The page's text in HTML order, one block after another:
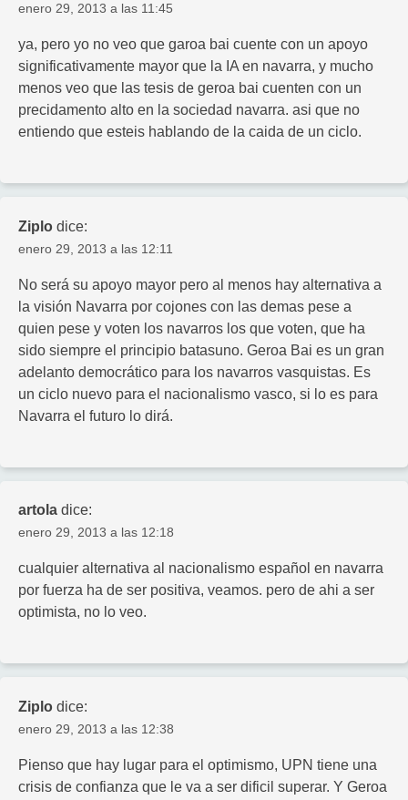
enero 29, 2013 a las 11:45
ya, pero yo no veo que garoa bai cuente con un apoyo
significativamente mayor que la IA en navarra, y mucho
menos veo que las tesis de geroa bai cuenten con un
precidamento alto en la sociedad navarra. asi que no
entiendo que esteis hablando de la caida de un ciclo.
Ziplo dice:
enero 29, 2013 a las 12:11
No será su apoyo mayor pero al menos hay alternativa a
la visión Navarra por cojones con las demas pese a
quien pese y voten los navarros los que voten, que ha
sido siempre el principio batasuno. Geroa Bai es un gran
adelanto democrático para los navarros vasquistas. Es
un ciclo nuevo para el nacionalismo vasco, si lo es para
Navarra el futuro lo dirá.
artola dice:
enero 29, 2013 a las 12:18
cualquier alternativa al nacionalismo español en navarra
por fuerza ha de ser positiva, veamos. pero de ahi a ser
optimista, no lo veo.
Ziplo dice:
enero 29, 2013 a las 12:38
Pienso que hay lugar para el optimismo, UPN tiene una
crisis de confianza que le va a ser dificil superar. Y Geroa